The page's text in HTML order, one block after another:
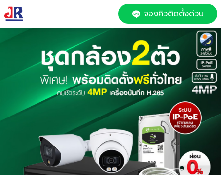
จองคิวติดตั้งด่วน